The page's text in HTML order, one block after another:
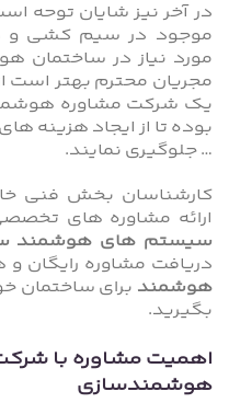
در آخر نیز شایان توحه
موجود در سیم کشی و
مجریان محترم بهتر است
یک شرکت مشاوره
بوده تا از ایجاد هزینه
… جلوگیری نمایند.
کارشناسان بخش فنی
ارائه مشاوره های
سیستم های هوشمند
دریافت مشاوره رایگان
هوشمند برای ساختمان
بگیرید.
اهمیت مشاوره با
هوشمند‌سازی